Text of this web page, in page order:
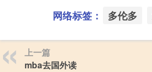
网络标签： 多伦多
上一篇
mba去国外读